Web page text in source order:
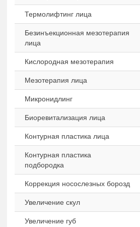
Термолифтинг лица
Безинъекционная мезотерапия
лица
Кислородная мезотерапия
Мезотерапия лица
Микронидлинг
Биоревитализация лица
Контурная пластика лица
Контурная пластика
подбородка
Коррекция носослезных борозд
Увеличение скул
Увеличение губ